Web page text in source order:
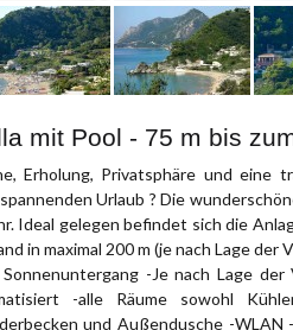
mit Pool - 75 m bis
Erholung, Privatsphäre und eine
Urlaub ? Die
Ideal gelegen befindet sich die
in maximal 200 m (je nach Lage
-Je nach Lage
-alle Räume sowohl
und Außendusche -